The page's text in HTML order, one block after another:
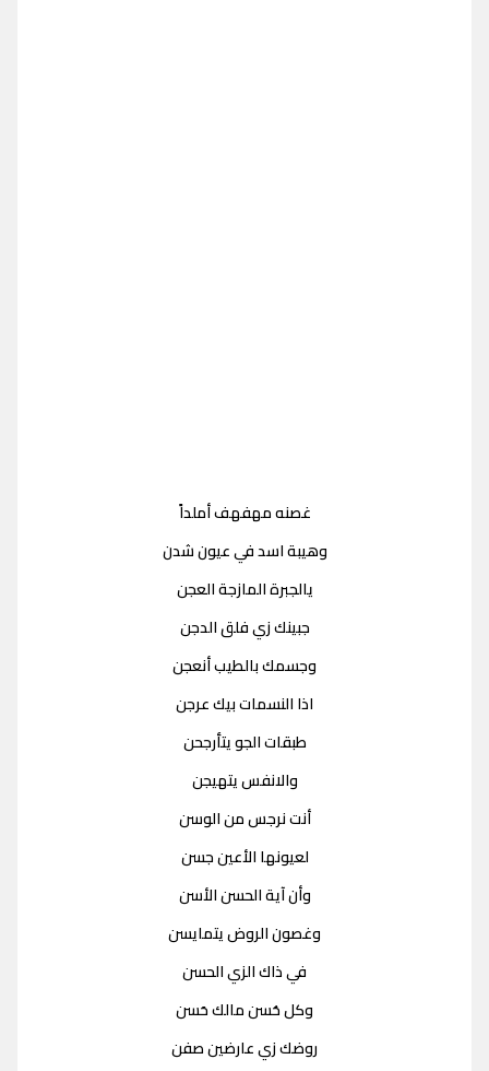
غصنه مهفهف أملداً
وهيبة اسد في عيون شدن
يالجبرة المازجة العجن
جبينك زي فلق الدجن
وجسمك بالطيب أنعجن
اذا النسمات بيك عرجن
طبقات الجو يتأرجحن
والانفس يتهيجن
أنت نرجس من الوسن
لعيونها الأعين جسن
وأن آية الحسن الأسن
وغصون الروض يتمايسن
في ذاك الزي الحسن
وكل حُسن مالك حَسن
روضك زي عارضين صفن